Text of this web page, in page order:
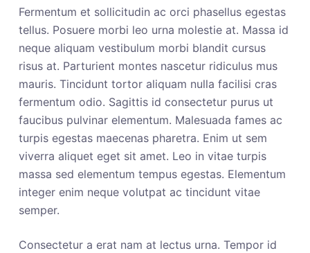
Fermentum et sollicitudin ac orci phasellus egestas
tellus. Posuere morbi leo urna molestie at. Massa id
neque aliquam vestibulum morbi blandit cursus
risus at. Parturient montes nascetur ridiculus mus
mauris. Tincidunt tortor aliquam nulla facilisi cras
fermentum odio. Sagittis id consectetur purus ut
faucibus pulvinar elementum. Malesuada fames ac
turpis egestas maecenas pharetra. Enim ut sem
viverra aliquet eget sit amet. Leo in vitae turpis
massa sed elementum tempus egestas. Elementum
integer enim neque volutpat ac tincidunt vitae
semper.
Consectetur a erat nam at lectus urna. Tempor id